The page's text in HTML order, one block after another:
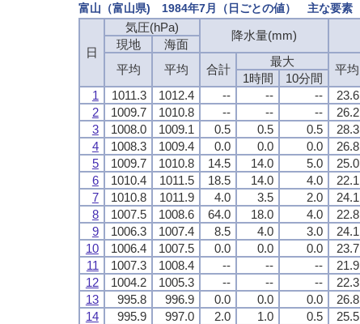
富山（富山県) 1984年7月（日ごとの値） 主な要素
日
気圧(hPa)
降水量(mm)
現地
海面
平均
平均 合計
最大
平均
1時間 10分間
1
1011.3 1012.4 -- -- -- 23.6
2
1009.7 1010.8 -- -- -- 26.2
3
1008.0 1009.1 0.5 0.5 0.5 28.3
4
1008.3 1009.4 0.0 0.0 0.0 26.8
5
1009.7 1010.8 14.5 14.0 5.0 25.0
6
1010.4 1011.5 18.5 14.0 4.0 22.1
7
1010.8 1011.9 4.0 3.5 2.0 24.1
8
1007.5 1008.6 64.0 18.0 4.0 22.8
9
1006.3 1007.4 8.5 4.0 3.0 24.1
10
1006.4 1007.5 0.0 0.0 0.0 23.7
11
1007.3 1008.4 -- -- -- 21.9
12
1004.2 1005.3 -- -- -- 22.3
13
995.8 996.9 0.0 0.0 0.0 26.8
14
995.9 997.0 2.0 1.0 0.5 25.5